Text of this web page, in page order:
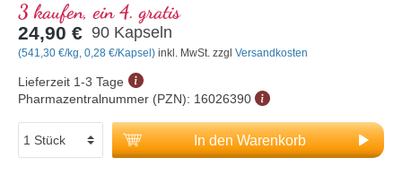
3 kaufen, ein 4. gratis
24,90 € 90 Kapseln
(541,30 €/kg, 0,28 €/Kapsel) inkl. MwSt. zzgl Versandkosten
Lieferzeit 1-3 Tage
Pharmazentralnummer (PZN): 16026390
In den Warenkorb